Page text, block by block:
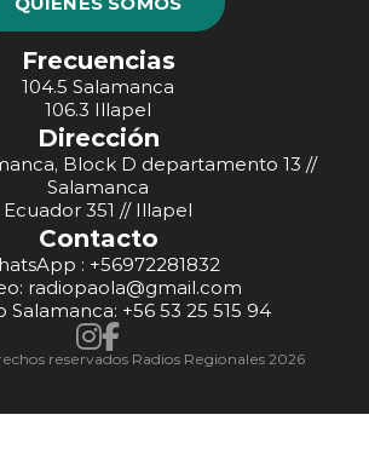
Frecuencias
104.5 Salamanca
106.3 Illapel
Dirección
Block D departamento 13 //
Salamanca
Ecuador 351 // Illapel
Contacto
: +56972281832
radiopaola@gmail.com
Salamanca: +56 53 25 515 94
reservados Radios Regionales 2026